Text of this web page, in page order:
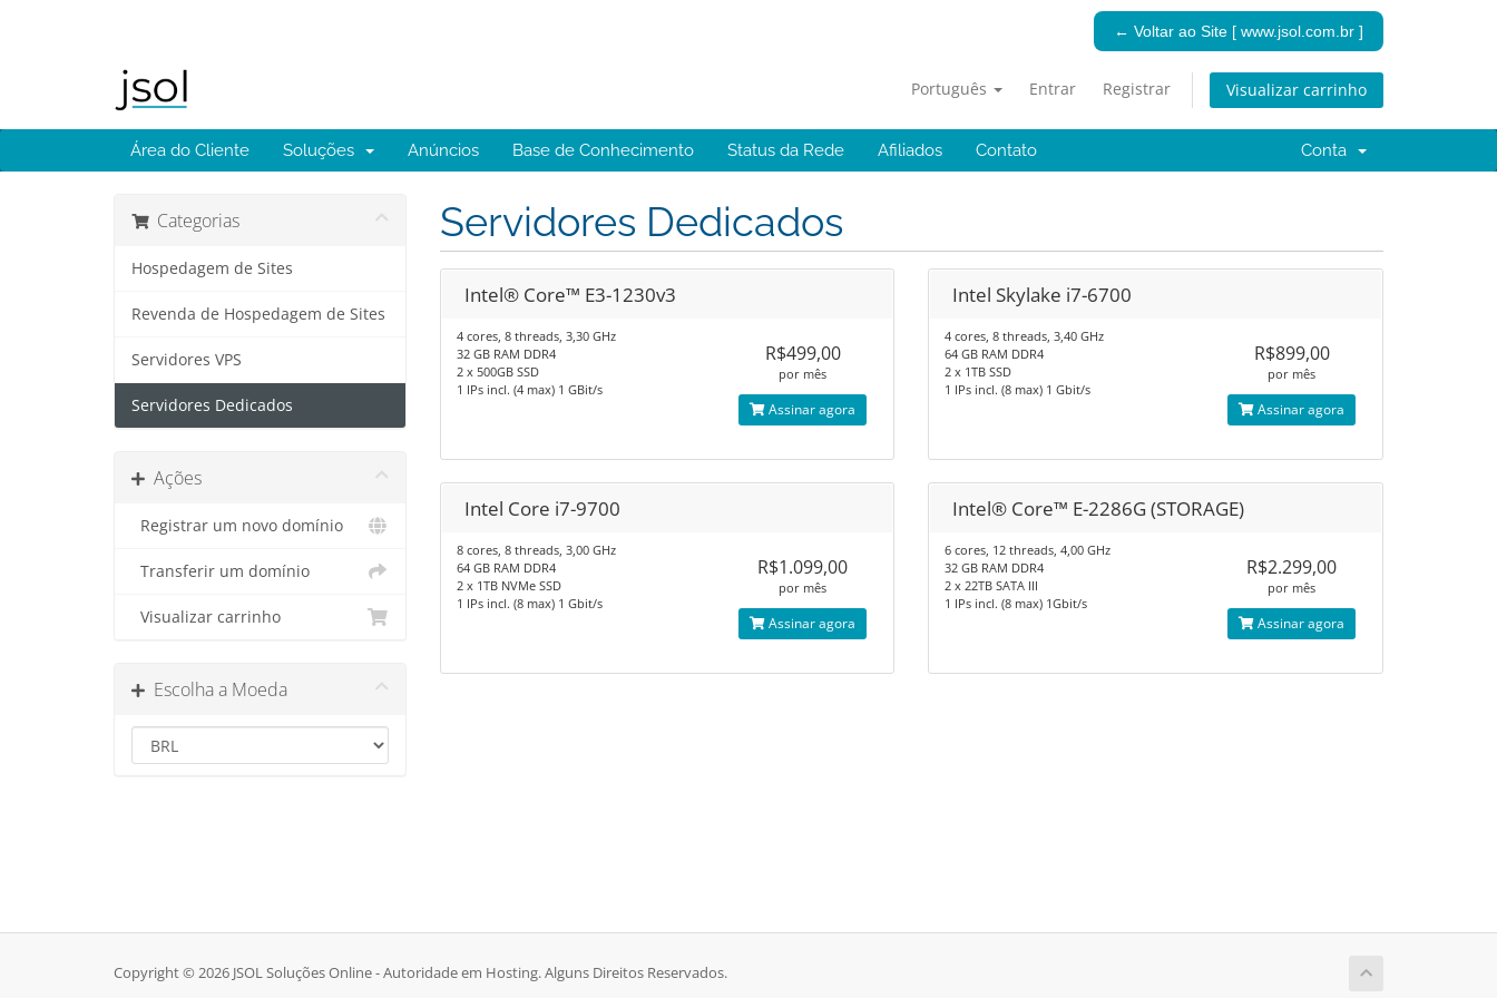
← Voltar ao Site [ www.jsol.com.br ]
Português Entrar Registrar Visualizar carrinho
Área do Cliente Soluções Anúncios Base de Conhecimento Status da Rede Afiliados Contato Conta
Categorias
Hospedagem de Sites
Revenda de Hospedagem de Sites
Servidores VPS
Servidores Dedicados
Ações
Registrar um novo domínio
Transferir um domínio
Visualizar carrinho
Escolha a Moeda
Servidores Dedicados
Intel® Core™ E3-1230v3
4 cores, 8 threads, 3,30 GHz​
32 GB RAM DDR4​
2 x 500GB SSD​
1 IPs incl. (4 max)​ 1 GBit/s​
R$499,00
por mês
Assinar agora
Intel Skylake i7-6700
4 cores, 8 threads, 3,40 GHz​
64 GB RAM DDR4​
2 x 1TB SSD​
1 IPs incl. (8 max)​ 1 Gbit/s
R$899,00
por mês
Assinar agora
Intel Core i7-9700
8 cores, 8 threads, 3,00 GHz​
64 GB RAM DDR4​
2 x 1TB NVMe SSD​
1 IPs incl. (8 max)​ 1 Gbit/s
R$1.099,00
por mês
Assinar agora
Intel® Core™ E-2286G (STORAGE)​
6 cores, 12 threads, 4,00 GHz​
32 GB RAM DDR4​
2 x 22TB SATA III​
1 IPs incl. (8 max)​ 1Gbit/s
R$2.299,00
por mês
Assinar agora
Copyright © 2026 JSOL Soluções Online - Autoridade em Hosting. Alguns Direitos Reservados.